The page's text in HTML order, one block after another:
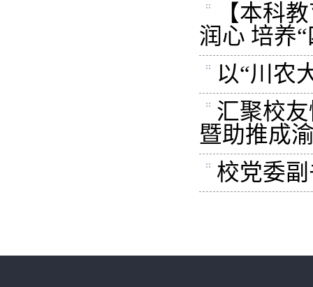
【本科
润心 培养
以“川农
汇聚校
暨助推成
校党委